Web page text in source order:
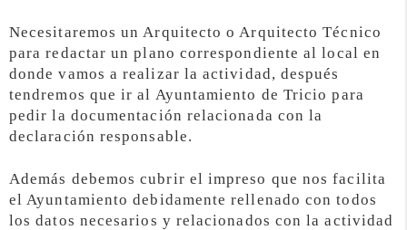
Necesitaremos un Arquitecto o Arquitecto Técnico
para redactar un plano correspondiente al local en
donde vamos a realizar la actividad, después
tendremos que ir al Ayuntamiento de Tricio para
pedir la documentación relacionada con la
declaración responsable.
Además debemos cubrir el impreso que nos facilita
el Ayuntamiento debidamente rellenado con todos
los datos necesarios y relacionados con la actividad